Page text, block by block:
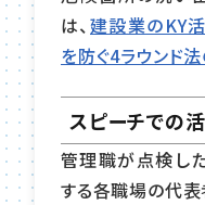
は、建設業のKY
を防ぐ4ラウンド
スピーチでの
管理職が点検し
する各職場の代